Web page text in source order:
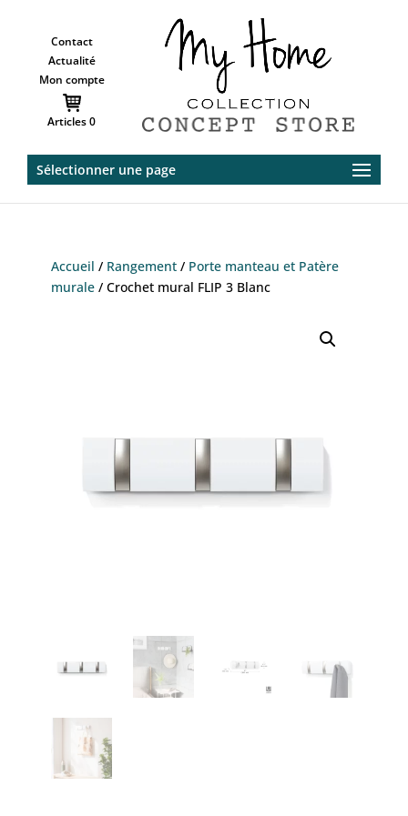
Contact
Actualité
Mon compte
Articles 0
Sélectionner une page
Accueil / Rangement / Porte manteau et Patère
murale / Crochet mural FLIP 3 Blanc